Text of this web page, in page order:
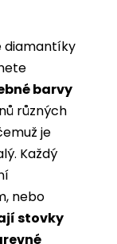
diamantíky
barvy
různých
je
Každý
nebo
stovky